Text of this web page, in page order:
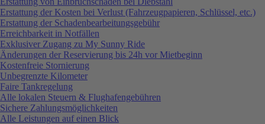
Erstattung der Kosten bei Verlust (Fahrzeugpapieren, Schlüssel, etc.)
Erstattung der Schadenbearbeitungsgebühr
Erreichbarkeit in Notfällen
Exklusiver Zugang zu My Sunny Ride
Änderungen der Reservierung bis 24h vor Mietbeginn
Kostenfreie Stornierung
Unbegrenzte Kilometer
Faire Tankregelung
Alle lokalen Steuern & Flughafengebühren
Sichere Zahlungsmöglichkeiten
Alle Leistungen auf einen Blick